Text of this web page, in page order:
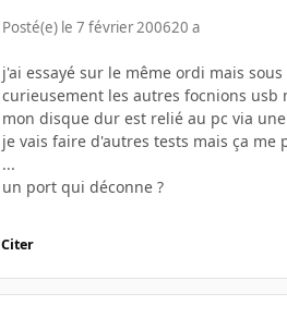
Posté(e) le 7 février 200620 a
j'ai essayé sur le même ordi mais
curieusement les autres focnions usb
mon disque dur est relié au pc via
je vais faire d'autres tests mais ça
...
un port qui déconne ?
Citer